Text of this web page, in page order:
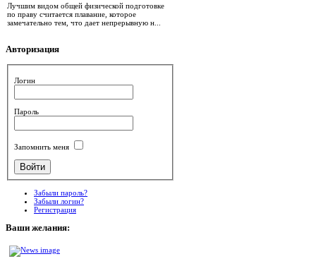
Лучшим видом общей физической подготовке
по праву считается плавание, которое
замечательно тем, что дает непрерывную н...
Авторизация
Логин
Пароль
Запомнить меня
Забыли пароль?
Забыли логин?
Регистрация
Ваши желания: